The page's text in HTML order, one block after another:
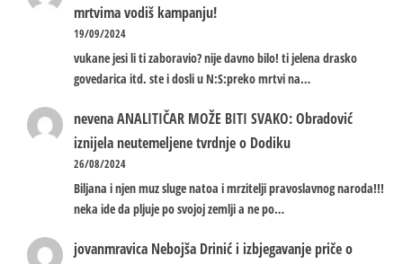
mrtvima vodiš kampanju!
19/09/2024
vukane jesi li ti zaboravio? nije davno bilo! ti jelena drasko
govedarica itd. ste i dosli u N:S:preko mrtvi na…
nevenaANALITIČAR MOŽE BITI SVAKO: Obradović
iznijela neutemeljene tvrdnje o Dodiku
26/08/2024
Biljana i njen muz sluge natoa i mrzitelji pravoslavnog naroda!!!
neka ide da pljuje po svojoj zemlji a ne po…
jovanmravica Nebojša Drinić i izbjegavanje priče o